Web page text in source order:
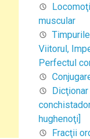
muscular
Viitorul,
Perfectul
hughenoţi]
Fracţii